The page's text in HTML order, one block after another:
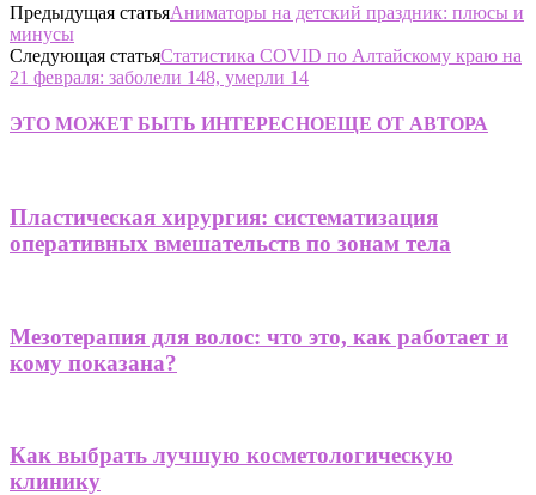
Предыдущая статьяАниматоры на детский праздник: плюсы и
минусы
Следующая статьяСтатистика COVID по Алтайскому краю на
21 февраля: заболели 148, умерли 14
ЭТО МОЖЕТ БЫТЬ ИНТЕРЕСНОЕЩЕ ОТ АВТОРА
Пластическая хирургия: систематизация
оперативных вмешательств по зонам тела
Мезотерапия для волос: что это, как работает и
кому показана?
Как выбрать лучшую косметологическую
клинику